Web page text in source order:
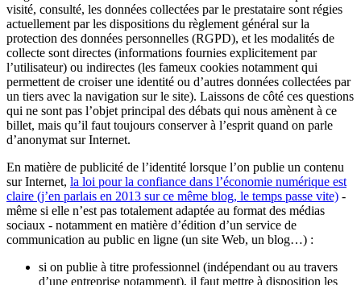
visité, consulté, les données collectées par le prestataire sont régies
actuellement par les dispositions du règlement général sur la
protection des données personnelles (RGPD), et les modalités de
collecte sont directes (informations fournies explicitement par
l’utilisateur) ou indirectes (les fameux cookies notamment qui
permettent de croiser une identité ou d’autres données collectées par
un tiers avec la navigation sur le site). Laissons de côté ces questions
qui ne sont pas l’objet principal des débats qui nous amènent à ce
billet, mais qu’il faut toujours conserver à l’esprit quand on parle
d’anonymat sur Internet.
En matière de publicité de l’identité lorsque l’on publie un contenu
sur Internet, la loi pour la confiance dans l’économie numérique est
claire (j’en parlais en 2013 sur ce même blog, le temps passe vite) -
même si elle n’est pas totalement adaptée au format des médias
sociaux - notamment en matière d’édition d’un service de
communication au public en ligne (un site Web, un blog…) :
si on publie à titre professionnel (indépendant ou au travers
d’une entreprise notamment), il faut mettre à disposition les